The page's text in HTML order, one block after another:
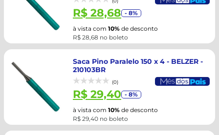
R$ 28,68 - 8%
à vista com 10% de desconto
R$ 28,68 no boleto
Saca Pino Paralelo 150 x 4 - BELZER -
210103BR
(0)
R$ 29,40 - 8%
à vista com 10% de desconto
R$ 29,40 no boleto